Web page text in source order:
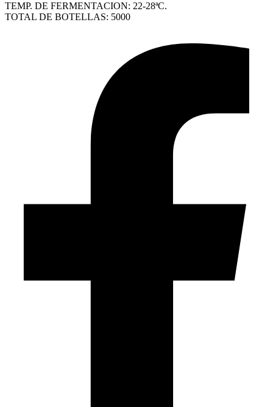
TEMP. DE FERMENTACION: 22-28ªC.
TOTAL DE BOTELLAS: 5000